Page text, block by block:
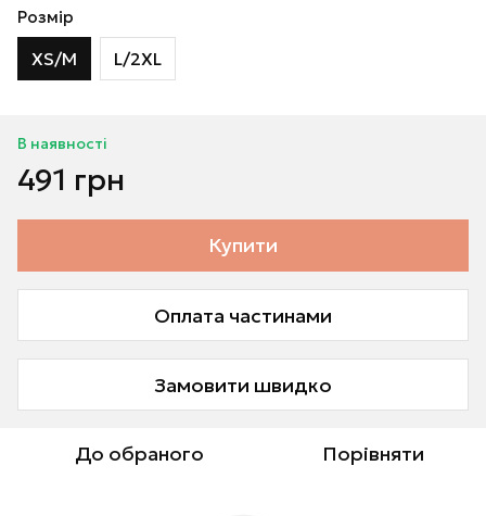
Розмір
XS/M L/2XL
В наявності
491 грн
Купити
Оплата частинами
Замовити швидко
До обраного Порівняти